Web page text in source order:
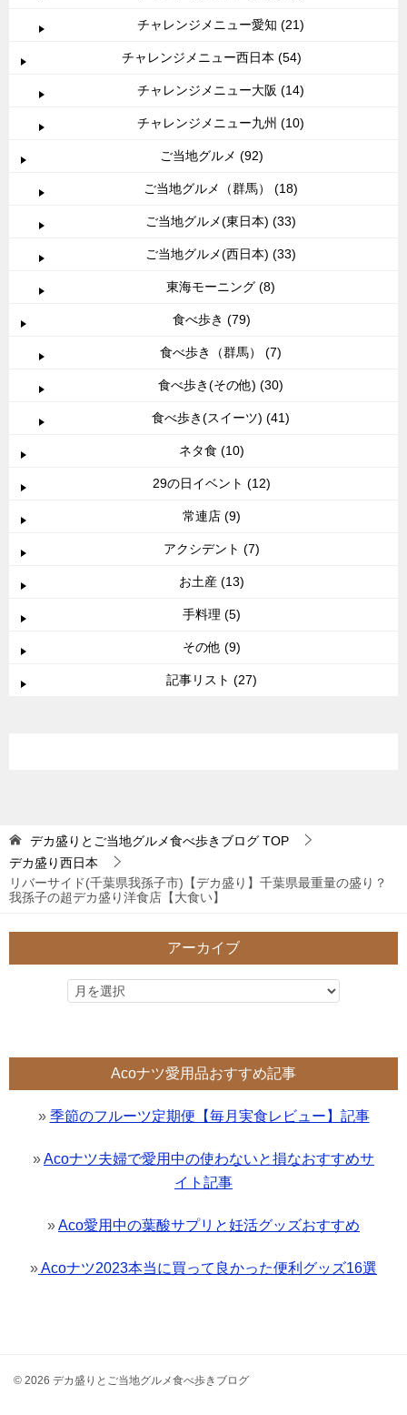
チャレンジメニュー愛知 (21)
チャレンジメニュー西日本 (54)
チャレンジメニュー大阪 (14)
チャレンジメニュー九州 (10)
ご当地グルメ (92)
ご当地グルメ（群馬） (18)
ご当地グルメ(東日本) (33)
ご当地グルメ(西日本) (33)
東海モーニング (8)
食べ歩き (79)
食べ歩き（群馬） (7)
食べ歩き(その他) (30)
食べ歩き(スイーツ) (41)
ネタ食 (10)
29の日イベント (12)
常連店 (9)
アクシデント (7)
お土産 (13)
手料理 (5)
その他 (9)
記事リスト (27)
デカ盛りとご当地グルメ食べ歩きブログ TOP
デカ盛り西日本
リバーサイド(千葉県我孫子市)【デカ盛り】千葉県最重量の盛り？
我孫子の超デカ盛り洋食店【大食い】
アーカイブ
Acoナツ愛用品おすすめ記事
» 季節のフルーツ定期便【毎月実食レビュー】記事
»Acoナツ夫婦で愛用中の使わないと損なおすすめサ
イト記事
»Aco愛用中の葉酸サプリと妊活グッズおすすめ
»Acoナツ2023本当に買って良かった便利グッズ16選
© 2026 デカ盛りとご当地グルメ食べ歩きブログ